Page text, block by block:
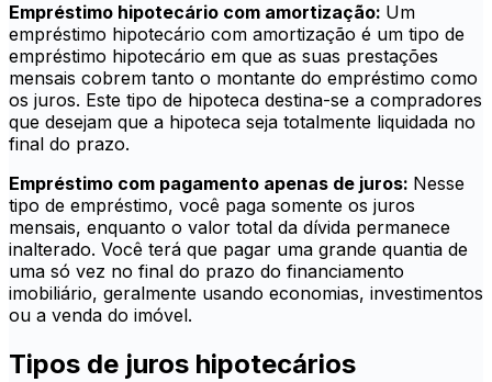
Empréstimo hipotecário com amortização: Um
empréstimo hipotecário com amortização é um tipo de
empréstimo hipotecário em que as suas prestações
mensais cobrem tanto o montante do empréstimo como
os juros. Este tipo de hipoteca destina-se a compradores
que desejam que a hipoteca seja totalmente liquidada no
final do prazo.
Empréstimo com pagamento apenas de juros: Nesse
tipo de empréstimo, você paga somente os juros
mensais, enquanto o valor total da dívida permanece
inalterado. Você terá que pagar uma grande quantia de
uma só vez no final do prazo do financiamento
imobiliário, geralmente usando economias, investimentos
ou a venda do imóvel.
Tipos de juros hipotecários